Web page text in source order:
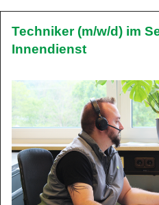
Techniker (m/w/d) im
Innendienst